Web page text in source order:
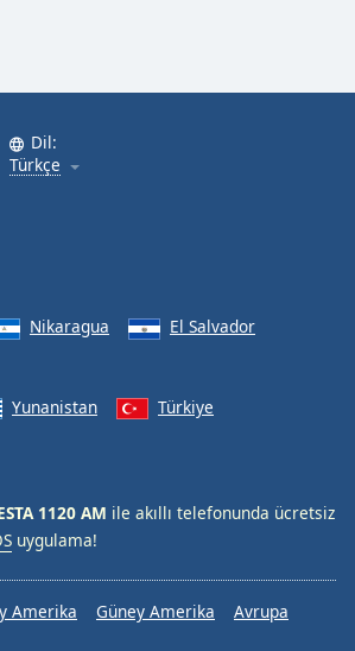
Dil:
Türkçe
Nikaragua El Salvador
Yunanistan
Türkiye
1120 AM ile akıllı telefonunda ücretsiz
uygulama!
Amerika Güney Amerika
Avrupa